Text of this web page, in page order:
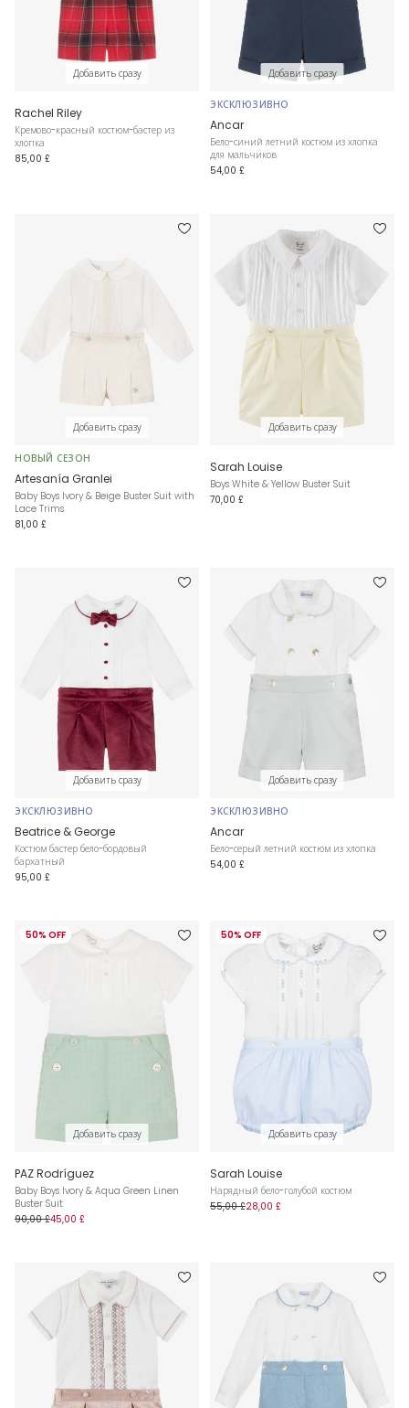
Добавить сразу
Rachel Riley
Кремово-красный костюм-бастер из
хлопка
85,00 £
Добавить сразу
ЭКСКЛЮЗИВНО
Ancar
Бело-синий летний костюм из хлопка
для мальчиков
54,00 £
Добавить сразу
НОВЫЙ СЕЗОН
Artesanía Granlei
Baby Boys Ivory & Beige Buster Suit with
Lace Trims
81,00 £
Добавить сразу
Sarah Louise
Boys White & Yellow Buster Suit
70,00 £
Добавить сразу
ЭКСКЛЮЗИВНО
Beatrice & George
Костюм бастер бело-бордовый
бархатный
95,00 £
Добавить сразу
ЭКСКЛЮЗИВНО
Ancar
Бело-серый летний костюм из хлопка
54,00 £
50% OFF
Добавить сразу
PAZ Rodríguez
Baby Boys Ivory & Aqua Green Linen
Buster Suit
90,00 £45,00 £
50% OFF
Добавить сразу
Sarah Louise
Нарядный бело-голубой костюм
55,00 £28,00 £